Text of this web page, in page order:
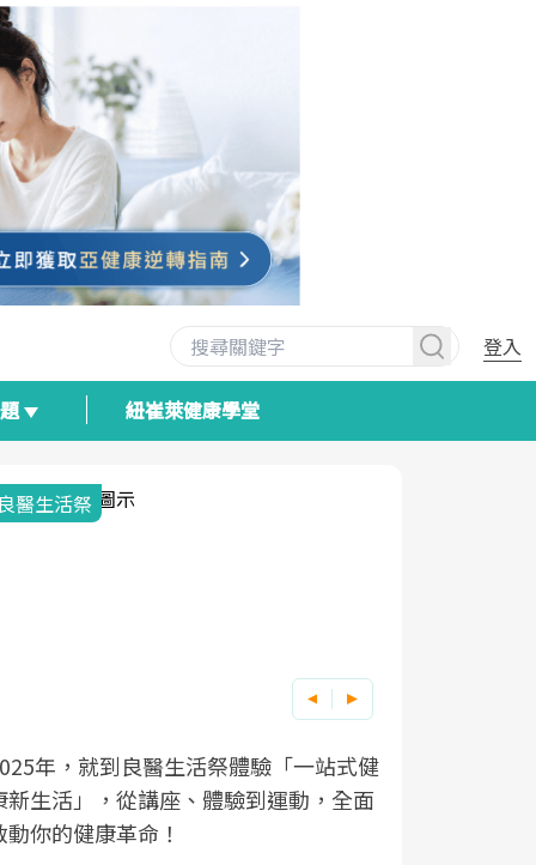
登入
紐崔萊健康學堂
與健康韌性的距離
醫健康網從「換季的身體變化」出發，
過醫學觀點與日常感受的對話，建立對
健康的認知，進而引導實際的改善行